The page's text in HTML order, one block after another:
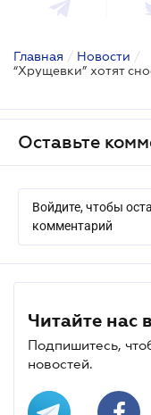
Главная / Новости /
Оставьте
Войдите, чтобы
комментарий
Читайте нас
Подпишитесь,
новостей.